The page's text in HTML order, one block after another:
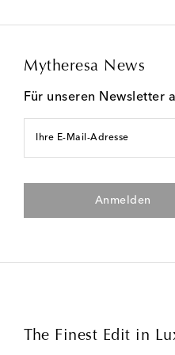
Mytheresa News
Für unseren Newsletter
Ihre E-Mail-Adresse
Anmelden
The Finest Edit in